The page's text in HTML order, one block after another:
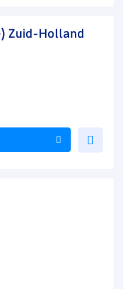
Zuid-Holland